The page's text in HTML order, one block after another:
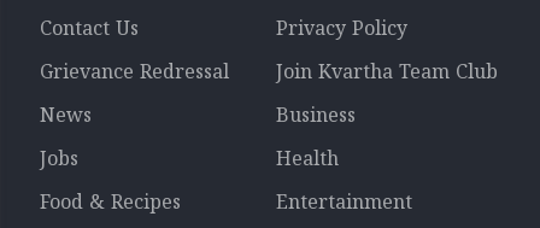
Contact Us
Privacy Policy
Grievance Redressal
Join Kvartha Team Club
News
Business
Jobs
Health
Food & Recipes
Entertainment